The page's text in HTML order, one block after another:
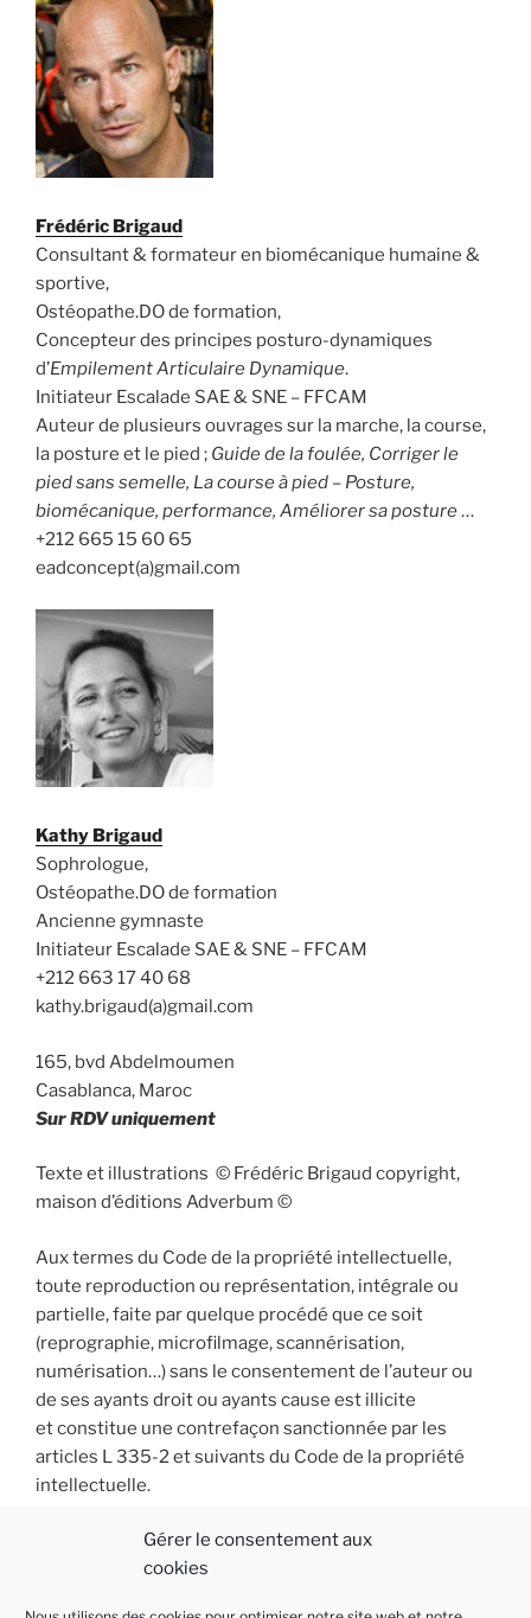
Gérer le consentement aux
cookies
Frédéric Brigaud
Consultant & formateur en biomécanique humaine &
sportive,
Ostéopathe.DO de formation,
Concepteur des principes posturo-dynamiques
d’Empilement Articulaire Dynamique.
Initiateur Escalade SAE & SNE – FFCAM
Auteur de plusieurs ouvrages sur la marche, la course,
la posture et le pied ; Guide de la foulée, Corriger le
pied sans semelle, La course à pied – Posture,
biomécanique, performance, Améliorer sa posture…
+212 665 15 60 65
eadconcept(a)gmail.com
Kathy Brigaud
Sophrologue,
Ostéopathe.DO de formation
Ancienne gymnaste
Initiateur Escalade SAE & SNE – FFCAM
+212 663 17 40 68
kathy.brigaud(a)gmail.com
165, bvd Abdelmoumen
Casablanca, Maroc
Sur RDV uniquement
Texte et illustrations © Frédéric Brigaud copyright,
maison d’éditions Adverbum ©
Aux termes du Code de la propriété intellectuelle,
toute reproduction ou représentation, intégrale ou
partielle, faite par quelque procédé que ce soit
(reprographie, microfilmage, scannérisation,
numérisation…) sans le consentement de l’auteur ou
de ses ayants droit ou ayants cause est illicite
et constitue une contrefaçon sanctionnée par les
articles L 335-2 et suivants du Code de la propriété
intellectuelle.